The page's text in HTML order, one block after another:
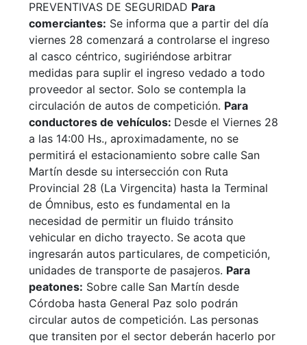
PREVENTIVAS DE SEGURIDAD Para
comerciantes: Se informa que a partir del día
viernes 28 comenzará a controlarse el ingreso
al casco céntrico, sugiriéndose arbitrar
medidas para suplir el ingreso vedado a todo
proveedor al sector. Solo se contempla la
circulación de autos de competición. Para
conductores de vehículos: Desde el Viernes 28
a las 14:00 Hs., aproximadamente, no se
permitirá el estacionamiento sobre calle San
Martín desde su intersección con Ruta
Provincial 28 (La Virgencita) hasta la Terminal
de Ómnibus, esto es fundamental en la
necesidad de permitir un fluido tránsito
vehicular en dicho trayecto. Se acota que
ingresarán autos particulares, de competición,
unidades de transporte de pasajeros. Para
peatones: Sobre calle San Martín desde
Córdoba hasta General Paz solo podrán
circular autos de competición. Las personas
que transiten por el sector deberán hacerlo por